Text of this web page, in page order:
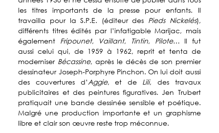
Politique de numérisation
- Périodiques
- Thématiques
Nos partenaires
les titres importants de la presse pour enfants. Il
travailla pour la S.P.E. (éditeur des Pieds Nickelés),
différents titres édités par l’infatigable Marijac, mais
également Fripounet, Vaillant, Tintin, Pilote… Il fut
aussi celui qui, de 1959 à 1962, reprit et tenta de
moderniser Bécassine, après le décès de son premier
dessinateur Joseph-Porphyre Pinchon. On lui doit aussi
des couvertures d’Aggie, et de Lili, des travaux
publicitaires et des peintures figuratives. Jen Trubert
pratiquait une bande dessinée sensible et poétique.
Malgré une production importante et un graphisme
libre et clair son œuvre reste trop méconnue.